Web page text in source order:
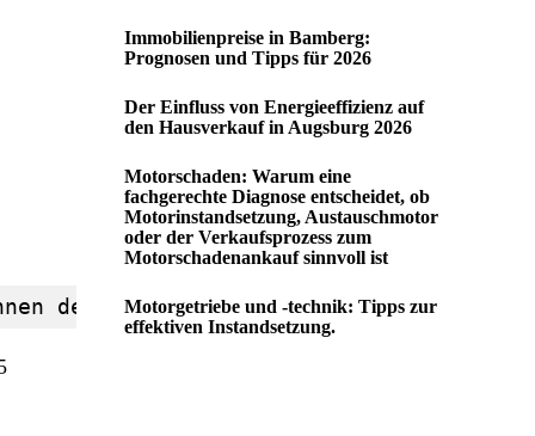
der FIA Formel E (Saison
Immobilienpreise in Bamberg:
Prognosen und Tipps für 2026
Der Einfluss von Energieeffizienz auf
den Hausverkauf in Augsburg 2026
Motorschaden: Warum eine
fachgerechte Diagnose entscheidet, ob
Motorinstandsetzung, Austauschmotor
oder der Verkaufsprozess zum
Motorschadenankauf sinnvoll ist
Motorgetriebe und -technik: Tipps zur
effektiven Instandsetzung.